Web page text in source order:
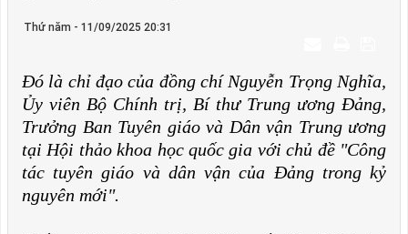
Thứ năm - 11/09/2025 20:31
Đó là chỉ đạo của đồng chí Nguyễn Trọng Nghĩa,
Ủy viên Bộ Chính trị, Bí thư Trung ương Đảng,
Trưởng Ban Tuyên giáo và Dân vận Trung ương
tại Hội thảo khoa học quốc gia với chủ đề "Công
tác tuyên giáo và dân vận của Đảng trong kỷ
nguyên mới".